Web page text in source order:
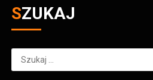
SZUKAJ
Szukaj: